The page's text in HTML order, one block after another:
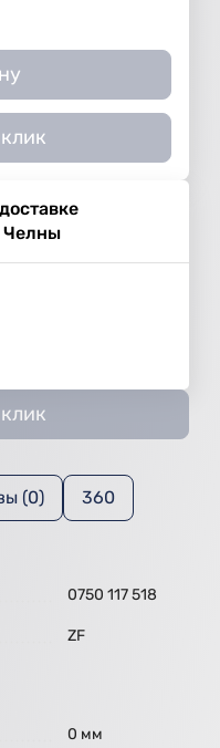
(0) 360
0750 117 518
ZF
0 мм